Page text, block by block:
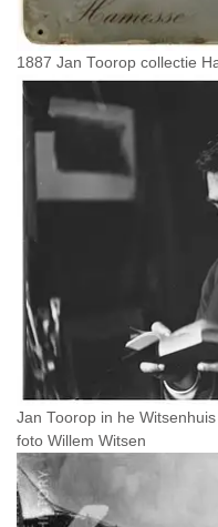
1887 Jan Toorop collectie
Jan Toorop in he
foto Willem Witsen